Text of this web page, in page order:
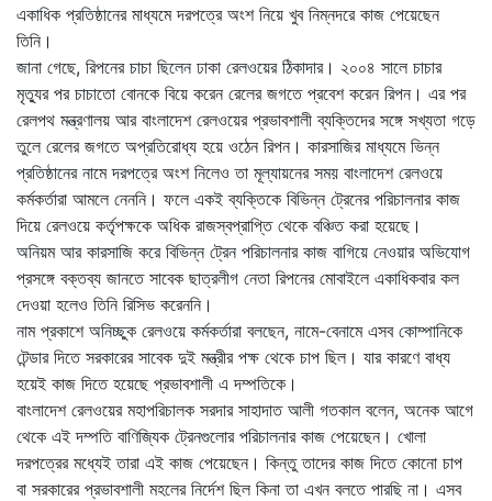
একাধিক প্রতিষ্ঠানের মাধ্যমে দরপত্রে অংশ নিয়ে খুব নিম্নদরে কাজ পেয়েছেন
তিনি।
জানা গেছে, রিপনের চাচা ছিলেন ঢাকা রেলওয়ের ঠিকাদার। ২০০৪ সালে চাচার
মৃত্যুর পর চাচাতো বোনকে বিয়ে করেন রেলের জগতে প্রবেশ করেন রিপন। এর পর
রেলপথ মন্ত্রণালয় আর বাংলাদেশ রেলওয়ের প্রভাবশালী ব্যক্তিদের সঙ্গে সখ্যতা গড়ে
তুলে রেলের জগতে অপ্রতিরোধ্য হয়ে ওঠেন রিপন। কারসাজির মাধ্যমে ভিন্ন
প্রতিষ্ঠানের নামে দরপত্রে অংশ নিলেও তা মূল্যায়নের সময় বাংলাদেশ রেলওয়ে
কর্মকর্তারা আমলে নেননি। ফলে একই ব্যক্তিকে বিভিন্ন ট্রেনের পরিচালনার কাজ
দিয়ে রেলওয়ে কর্তৃপক্ষকে অধিক রাজস্বপ্রাপ্তি থেকে বঞ্চিত করা হয়েছে।
অনিয়ম আর কারসাজি করে বিভিন্ন ট্রেন পরিচালনার কাজ বাগিয়ে নেওয়ার অভিযোগ
প্রসঙ্গে বক্তব্য জানতে সাবেক ছাত্রলীগ নেতা রিপনের মোবাইলে একাধিকবার কল
দেওয়া হলেও তিনি রিসিভ করেননি।
নাম প্রকাশে অনিচ্ছুক রেলওয়ে কর্মকর্তারা বলছেন, নামে-বেনামে এসব কোম্পানিকে
টেন্ডার দিতে সরকারের সাবেক দুই মন্ত্রীর পক্ষ থেকে চাপ ছিল। যার কারণে বাধ্য
হয়েই কাজ দিতে হয়েছে প্রভাবশালী এ দম্পতিকে।
বাংলাদেশ রেলওয়ের মহাপরিচালক সরদার সাহাদাত আলী গতকাল বলেন, অনেক আগে
থেকে এই দম্পতি বাণিজ্যিক ট্রেনগুলোর পরিচালনার কাজ পেয়েছেন। খোলা
দরপত্রের মধ্যেই তারা এই কাজ পেয়েছেন। কিন্তু তাদের কাজ দিতে কোনো চাপ
বা সরকারের প্রভাবশালী মহলের নির্দেশ ছিল কিনা তা এখন বলতে পারছি না। এসব